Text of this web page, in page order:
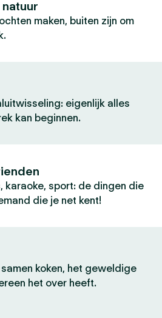
maken, buiten zijn om
eigenlijk alles
kan beginnen.
karaoke, sport: de dingen die
die je net kent!
koken, het geweldige
het over heeft.